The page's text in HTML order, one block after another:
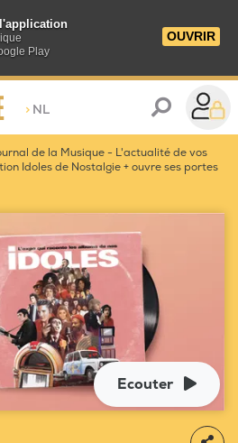
Play
OUVRIR
> NL
de la Musique - L'actualité de vos
Idoles de Nostalgie + ouvre ses portes
Ecouter